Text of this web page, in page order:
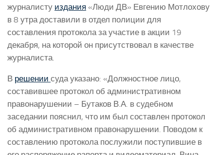
журналисту издания «Люди ДВ» Евгению Мотлохову
в 8 утра доставили в отдел полиции для
составления протокола за участие в акции 19
декабря, на которой он присутствовал в качестве
журналиста.
В решении суда указано: «Должностное лицо,
составившее протокол об административном
правонарушении – Бутаков В.А. в судебном
заседании пояснил, что им был составлен протокол
об административном правонарушении. Поводом к
составлению протокола послужили поступившие в